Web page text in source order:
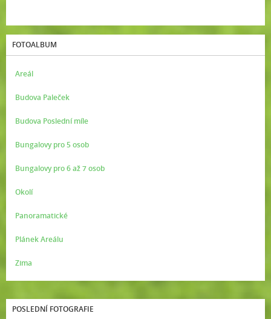
FOTOALBUM
Areál
Budova Paleček
Budova Poslední míle
Bungalovy pro 5 osob
Bungalovy pro 6 až 7 osob
Okolí
Panoramatické
Plánek Areálu
Zima
POSLEDNÍ FOTOGRAFIE